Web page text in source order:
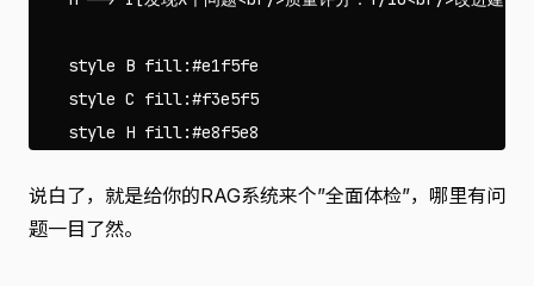
    style B fill:#e1f5fe
    style C fill:#f3e5f5
说白了，就是给你的RAG系统来个”全面体检”，哪里有问
题一目了然。